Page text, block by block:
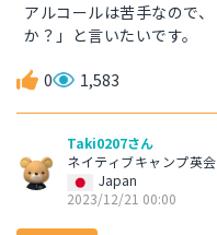
アルコールは苦手なので
か？」と言いたいです。
0 1,583
Taki0207さん
ネイティブキャンプ英
Japan
2023/12/21 00:00